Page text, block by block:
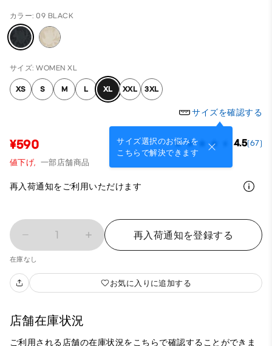
カラー: 09 BLACK
サイズ: WOMEN XL
XS S M L XL XXL 3XL
サイズを確認する
サイズ選択のお悩みを
こちらで解決できます
¥590 4.5(67)
値下げ, 一部店舗商品
再入荷通知をご利用いただけます
1 再入荷通知を登録する
在庫なし
お気に入りに追加する
店舗在庫状況
ご利用される店舗の在庫状況をこちらで確認することができま